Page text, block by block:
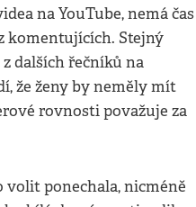
na YouTube, nemá čas
komentujících. Stejný
dalších řečníků na
že ženy by neměly mít
rovnosti považuje za
ponechala, nicméně